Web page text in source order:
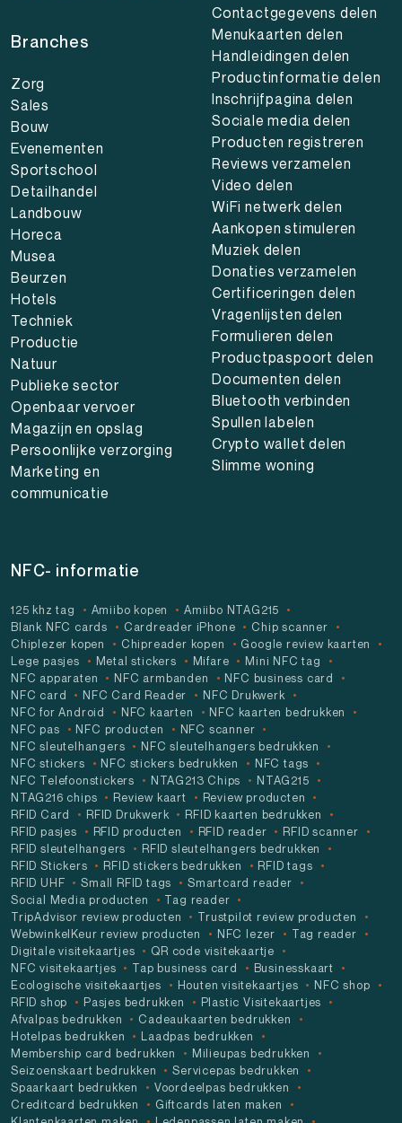
Branches
Zorg
Sales
Bouw
Evenementen
Sportschool
Detailhandel
Landbouw
Horeca
Musea
Beurzen
Hotels
Techniek
Productie
Natuur
Publieke sector
Openbaar vervoer
Magazijn en opslag
Persoonlijke verzorging
Marketing en
communicatie
Contactgegevens delen
Menukaarten delen
Handleidingen delen
Productinformatie delen
Inschrijfpagina delen
Sociale media delen
Producten registreren
Reviews verzamelen
Video delen
WiFi netwerk delen
Aankopen stimuleren
Muziek delen
Donaties verzamelen
Certificeringen delen
Vragenlijsten delen
Formulieren delen
Productpaspoort delen
Documenten delen
Bluetooth verbinden
Spullen labelen
Crypto wallet delen
Slimme woning
NFC- informatie
125 khz tag Amiibo kopen
Amiibo NTAG215
Blank NFC cards
Cardreader iPhone
Chip scanner
Chiplezer kopen
Chipreader kopen
Google review kaarten
Lege pasjes
Metal stickers Mifare
Mini NFC tag
NFC apparaten
NFC armbanden
NFC business card
NFC card
NFC Card Reader
NFC Drukwerk
NFC for Android
NFC kaarten
NFC kaarten bedrukken
NFC pas
NFC producten
NFC scanner
NFC sleutelhangers
NFC sleutelhangers bedrukken
NFC stickers
NFC stickers bedrukken
NFC tags
NFC Telefoonstickers
NTAG213 Chips
NTAG215
NTAG216 chips
Review kaart
Review producten
RFID Card
RFID Drukwerk
RFID kaarten bedrukken
RFID pasjes
RFID producten RFID reader
RFID scanner
RFID sleutelhangers
RFID sleutelhangers bedrukken
RFID Stickers
RFID stickers bedrukken
RFID tags
RFID UHF
Small RFID tags
Smartcard reader
Social Media producten
Tag reader
TripAdvisor review producten
Trustpilot review producten
WebwinkelKeur review producten
NFC lezer
Tag reader
Digitale visitekaartjes
QR code visitekaartje
NFC visitekaartjes
Tap business card
Businesskaart
Ecologische visitekaartjes
Houten visitekaartjes
NFC shop
RFID shop
Pasjes bedrukken
Plastic Visitekaartjes
Afvalpas bedrukken
Cadeaukaarten bedrukken
Hotelpas bedrukken
Laadpas bedrukken
Membership card bedrukken
Milieupas bedrukken
Seizoenskaart bedrukken
Servicepas bedrukken
Spaarkaart bedrukken
Voordeelpas bedrukken
Creditcard bedrukken
Giftcards laten maken